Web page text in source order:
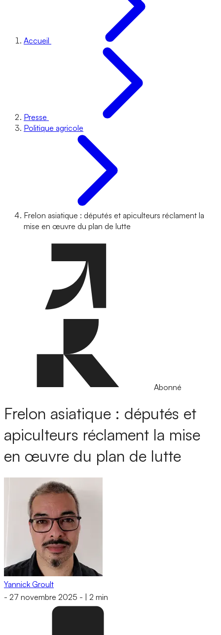
Accueil
Presse
Politique agricole
Frelon asiatique : députés et apiculteurs réclament la
mise en œuvre du plan de lutte
Abonné
Frelon asiatique : députés et
apiculteurs réclament la mise
en œuvre du plan de lutte
Yannick Groult
- 27 novembre 2025 - 2 min